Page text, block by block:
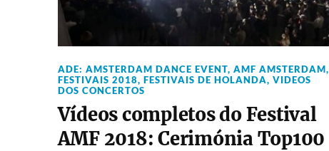
ADE: AMSTERDAM DANCE EVENT, AMF AMSTERDAM,
FESTIVAIS 2018, FESTIVAIS DE HOLANDA, VIDEOS
DOS CONCERTOS
Vídeos completos do Festival
AMF 2018: Cerimónia Top100